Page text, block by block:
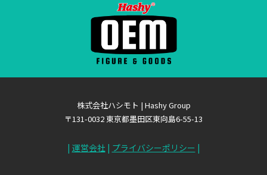
株式会社ハシモト | Hashy Group
〒131-0032 東京都墨田区東向島6-55-13
| 運営会社| プライバシーポリシー |